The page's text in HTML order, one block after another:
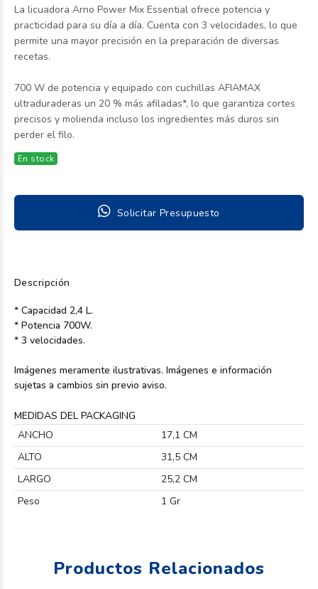
La licuadora Arno Power Mix Essential ofrece potencia y
practicidad para su día a día. Cuenta con 3 velocidades, lo que
permite una mayor precisión en la preparación de diversas
recetas.
700 W de potencia y equipado con cuchillas AFIAMAX
ultraduraderas un 20 % más afiladas*, lo que garantiza cortes
precisos y molienda incluso los ingredientes más duros sin
perder el filo.
En stock
Solicitar Presupuesto
Descripción
* Capacidad 2,4 L.
* Potencia 700W.
* 3 velocidades.
Imágenes meramente ilustrativas. Imágenes e información
sujetas a cambios sin previo aviso.
MEDIDAS DEL PACKAGING
ANCHO
17,1 CM
ALTO
31,5 CM
LARGO
25,2 CM
Peso
1 Gr
Productos Relacionados